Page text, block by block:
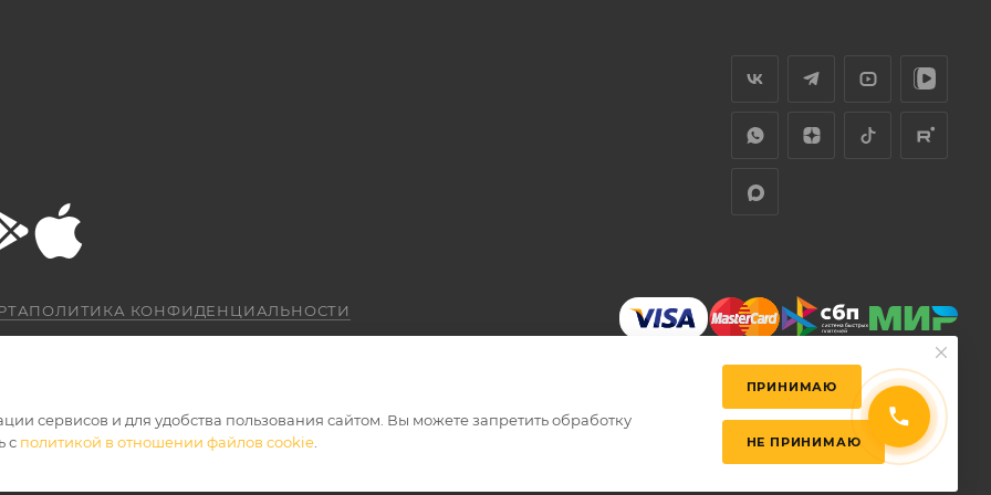
ПОЛИТИКА КОНФИДЕНЦИАЛЬНОСТИ
сервисов и для удобства пользования сайтом. Вы можете запретить обработку
с политикой в отношении файлов cookie
ПРИНИМАЮ
НЕ ПРИНИМАЮ